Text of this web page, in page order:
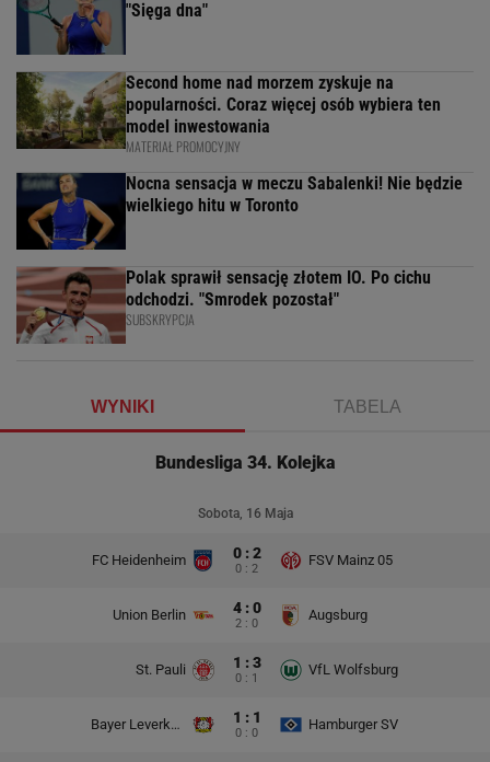
"Sięga dna"
Second home nad morzem zyskuje na
popularności. Coraz więcej osób wybiera ten
model inwestowania
MATERIAŁ PROMOCYJNY
Nocna sensacja w meczu Sabalenki! Nie będzie
wielkiego hitu w Toronto
Polak sprawił sensację złotem IO. Po cichu
odchodzi. "Smrodek pozostał"
SUBSKRYPCJA
WYNIKI TABELA
Bundesliga 34. Kolejka
Sobota, 16 Maja
FC Heidenheim 0 : 2
0 : 2
FSV Mainz 05
Union Berlin 4 : 0
2 : 0
Augsburg
St. Pauli 1 : 3
0 : 1
VfL Wolfsburg
Bayer Leverkusen 1 : 1
0 : 0
Hamburger SV